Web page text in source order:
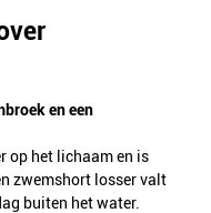
en een
op het lichaam en is
zwemshort losser valt
buiten het water.